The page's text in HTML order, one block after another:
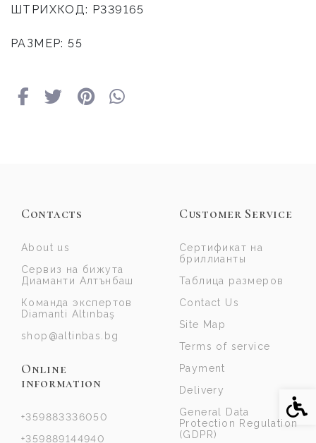
ШТРИХКОД: P339165
РАЗМЕР: 55
Contacts
About us
Сервиз на бижута
Диаманти Алтънбаш
Команда экспертов
Diamanti Altınbaş
shop@altinbas.bg
Online
information
+359883336050
+359889144940
Customer Service
Сертификат на
бриллианты
Таблица размеров
Contact Us
Site Map
Terms of service
Payment
Delivery
General Data
Protection Regulation
(GDPR)